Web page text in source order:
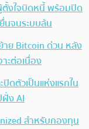
ตั้งใจบิดหนี้ พร้อมปิด
นจนระบบล้น
าย Bitcoin ด่วน หลัง
ะต่อเนื่อง
ปิดตัวเป็นแห่งแรกใน
ง AI
สำหรับกองทุน